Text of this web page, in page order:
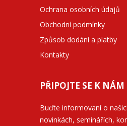
Ochrana osobních údajů
Obchodní podmínky
Způsob dodání a platby
Kontakty
PŘIPOJTE SE K NÁM
Buďte informovaní o
novinkách, seminářích,